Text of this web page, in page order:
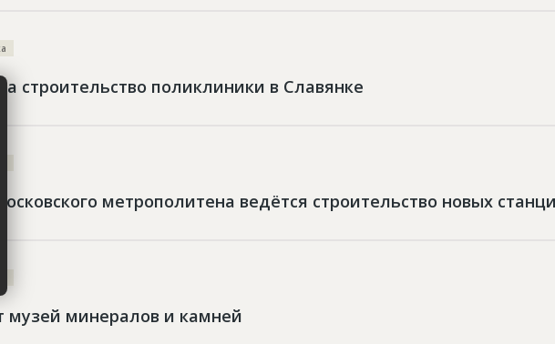
строительство поликлиники в Славянке
метрополитена ведётся строительство новых
музей минералов и камней